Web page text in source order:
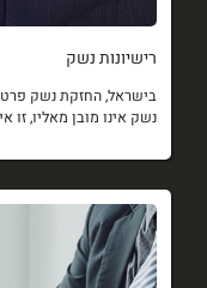
רישיונות נשק
בישראל, החזקת נשק
נשק אינו מובן מאליו, זו